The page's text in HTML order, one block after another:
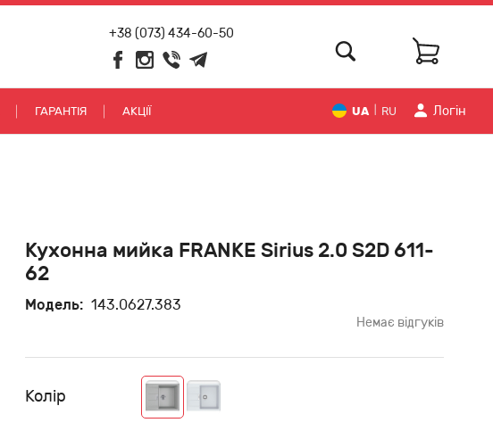
+38 (073) 434-60-50
ГАРАНТІЯ АКЦІЇ UA RU Логiн
Кухонна мийка FRANKE Sirius 2.0 S2D 611-
62
Модель: 143.0627.383
Немає відгуків
Колір